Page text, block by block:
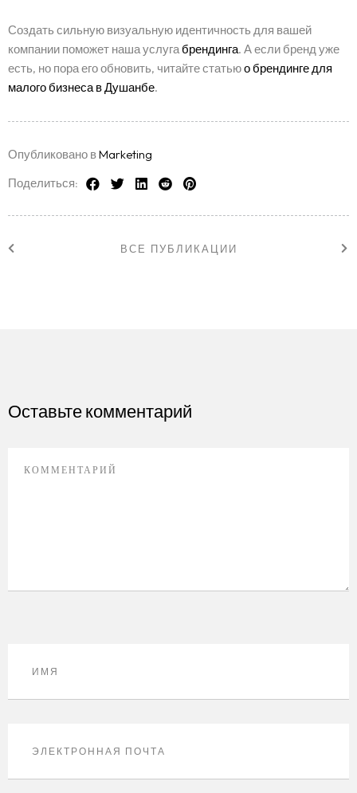
Создать сильную визуальную идентичность для вашей
компании поможет наша услугабрендинга. А если бренд уже
есть, но пора его обновить, читайте статьюо брендинге для
малого бизнеса в Душанбе.
Опубликовано вMarketing
Поделиться:
ВСЕ ПУБЛИКАЦИИ
Оставьте комментарий